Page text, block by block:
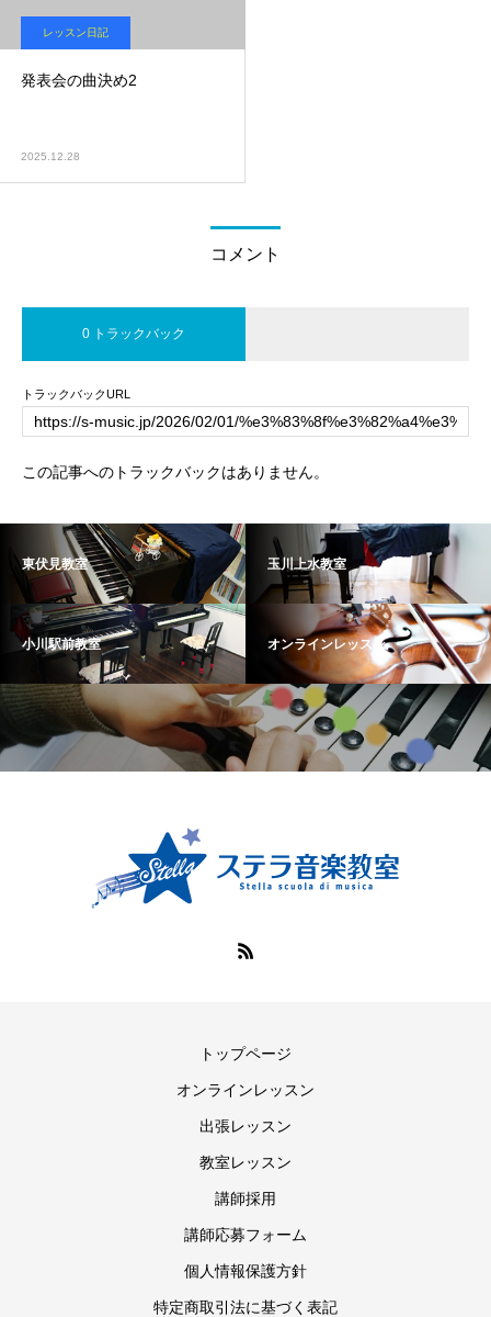
レッスン日記
発表会の曲決め2
2025.12.28
コメント
0 トラックバック
トラックバックURL
この記事へのトラックバックはありません。
東伏見教室 玉川上水教室
小川駅前教室 オンラインレッスン
トップページ
オンラインレッスン
出張レッスン
教室レッスン
講師採用
講師応募フォーム
個人情報保護方針
特定商取引法に基づく表記